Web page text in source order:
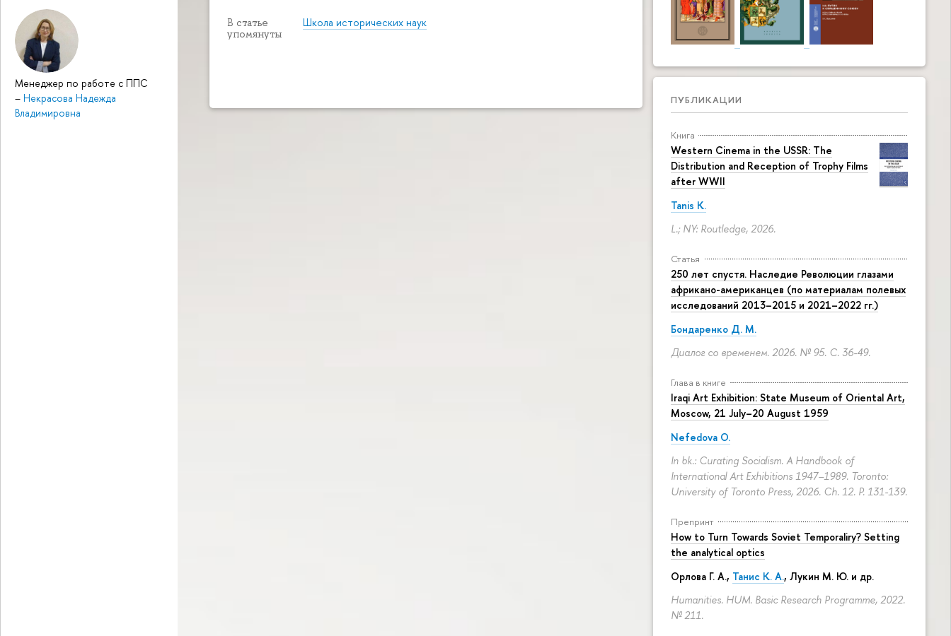
Менеджер по работе с ППС
– Некрасова Надежда
Владимировна
ПУБЛИКАЦИИ
Книга
Western Cinema in the USSR: The
Distribution and Reception of Trophy Films
after WWII
Tanis K.
L.; NY: Routledge, 2026.
Статья
250 лет спустя. Наследие Революции глазами
африкано-американцев (по материалам полевых
исследований 2013–2015 и 2021–2022 гг.)
Бондаренко Д. М.
Диалог со временем. 2026. № 95. С. 36-49.
Глава в книге
Iraqi Art Exhibition: State Museum of Oriental Art,
Moscow, 21 July–20 August 1959
Nefedova O.
In bk.: Curating Socialism. A Handbook of
International Art Exhibitions 1947–1989. Toronto:
University of Toronto Press, 2026. Ch. 12. P. 131-139.
Препринт
How to Turn Towards Soviet Temporaliry? Setting
the analytical optics
Орлова Г. А., Танис К. А., Лукин М. Ю. и др.
Humanities. HUM. Basic Research Programme, 2022.
№ 211.
В статье
упомянуты
Школа исторических наук